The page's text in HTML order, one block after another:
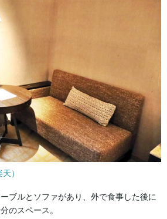
）
ブルとソファがあり、外で食事した後に
のスペース。